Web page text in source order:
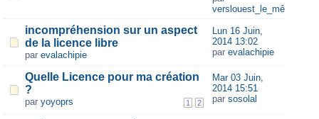
verslouest_le_même
incompréhension sur un aspect
de la licence libre
par evalachipie
Lun 16 Juin,
2014 13:02
par evalachipie
Quelle Licence pour ma création
?
1 2
par yoyoprs
Mar 03 Juin,
2014 15:51
par sosolal